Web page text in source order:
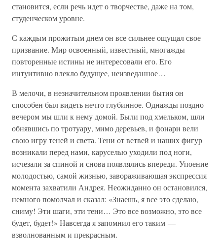
становится, если речь идет о творчестве, даже на том,
студенческом уровне.
С каждым прожитым днем он все сильнее ощущал свое
призвание. Мир освоенный, известный, многажды
повторенные истины не интересовали его. Его
интуитивно влекло будущее, неизведанное…
В мелочи, в незначительном проявлении бытия он
способен был видеть нечто глубинное. Однажды поздно
вечером мы шли к нему домой. Были под хмельком, шли
обнявшись по тротуару, мимо деревьев, и фонари вели
свою игру теней и света. Тени от ветвей и наших фигур
возникали перед нами, каруселью уходили под ноги,
исчезали за спиной и снова появлялись впереди. Упоение
молодостью, самой жизнью, завораживающая экспрессия
момента захватили Андрея. Неожиданно он остановился,
немного помолчал и сказал: «Знаешь, я все это сделаю,
сниму! Эти шаги, эти тени… Это все возможно, это все
будет, будет!» Навсегда я запомнил его таким —
взволнованным и прекрасным.